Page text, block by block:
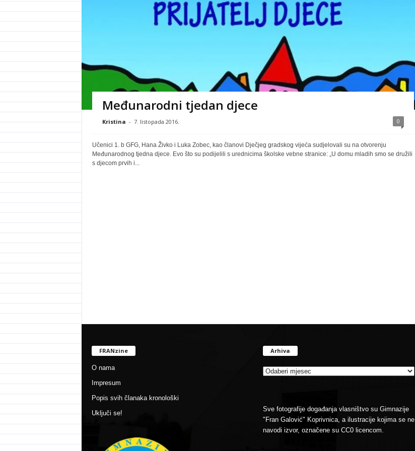
Međunarodni tjedan djece
Kristina - 7. listopada 2016. 0
Učenici 1. b GFG, Hana Živko i Luka Zobec, kao članovi Dječjeg gradskog vijeća sudjelovali su na otvorenju
Međunarodnog tjedna djece. Evo što su podijelili s urednicima školske vebne stranice: „U domu mladih smo se družili
s djecom prvih i...
FRANzine
O nama
Impresum
Popis svih članaka kronološki
Uključi se!
Arhiva
Sve fotografije događanja vlasništvo su Gimnazije
"Fran Galović" Koprivnica, a ilustracije kojima se ne
navodi izvor, označene su CC0 licencom.